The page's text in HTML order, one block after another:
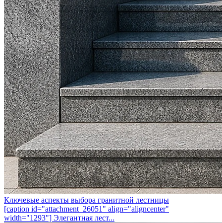
Ключевые аспекты выбора гранитной лестницы
[caption id="attachment_26051" align="aligncenter"
width="1293"] Элегантная лест...